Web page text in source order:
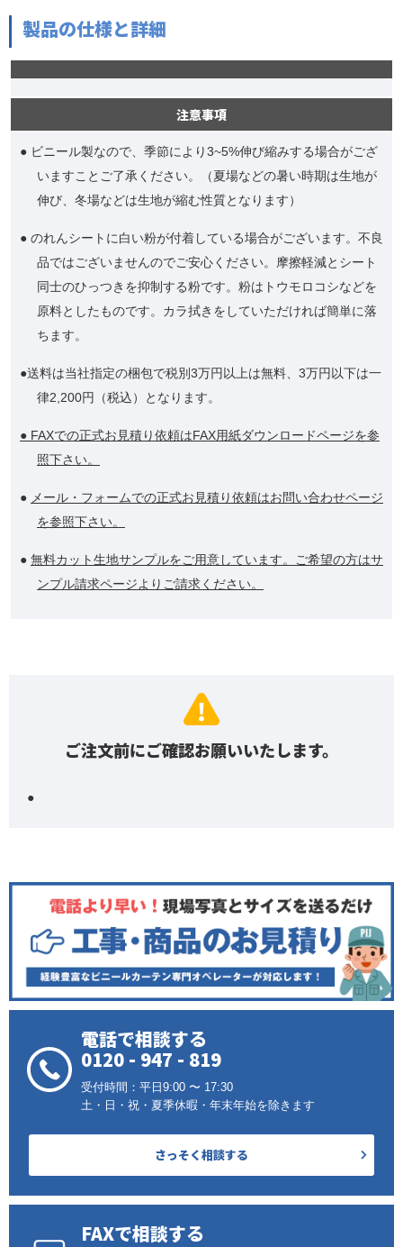
製品の仕様と詳細
注意事項
● ビニール製なので、季節により3~5%伸び縮みする場合がござ
いますことご了承ください。（夏場などの暑い時期は生地が
伸び、冬場などは生地が縮む性質となります）
● のれんシートに白い粉が付着している場合がございます。不良
品ではございませんのでご安心ください。摩擦軽減とシート
同士のひっつきを抑制する粉です。粉はトウモロコシなどを
原料としたものです。カラ拭きをしていただければ簡単に落
ちます。
●送料は当社指定の梱包で税別3万円以上は無料、3万円以下は一
律2,200円（税込）となります。
● FAXでの正式お見積り依頼はFAX用紙ダウンロードページを参
照下さい。
● メール・フォームでの正式お見積り依頼はお問い合わせページ
を参照下さい。
● 無料カット生地サンプルをご用意しています。ご希望の方はサ
ンプル請求ページよりご請求ください。
ご注文前にご確認お願いいたします。
電話で相談する
0120 - 947 - 819
受付時間：平日9:00 〜 17:30
土・日・祝・夏季休暇・年末年始を除きます
さっそく相談する
FAXで相談する